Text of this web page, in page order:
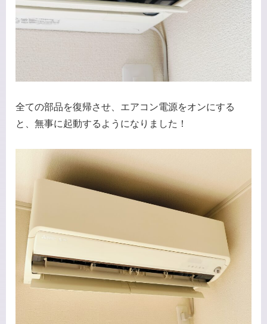
全ての部品を復帰させ、エアコン電源をオンにする
と、無事に起動するようになりました！